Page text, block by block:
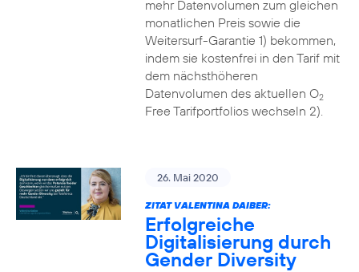
mehr Datenvolumen zum gleichen
monatlichen Preis sowie die
Weitersurf-Garantie 1) bekommen,
indem sie kostenfrei in den Tarif mit
dem nächsthöheren
Datenvolumen des aktuellen O2
Free Tarifportfolios wechseln 2).
26. Mai 2020
ZITAT VALENTINA DAIBER:
Erfolgreiche
Digitalisierung durch
Gender Diversity